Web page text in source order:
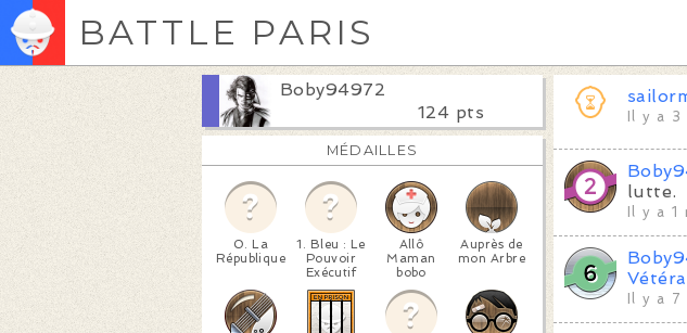
BATTLE PARIS
Boby94972
124 pts
MÉDAILLES
0. La
République
1. Bleu : Le
Pouvoir
Exécutif
Allô
Maman
bobo
Auprès de
mon Arbre
Il y a 3
lutte.
Il y a 1
Il y a 7